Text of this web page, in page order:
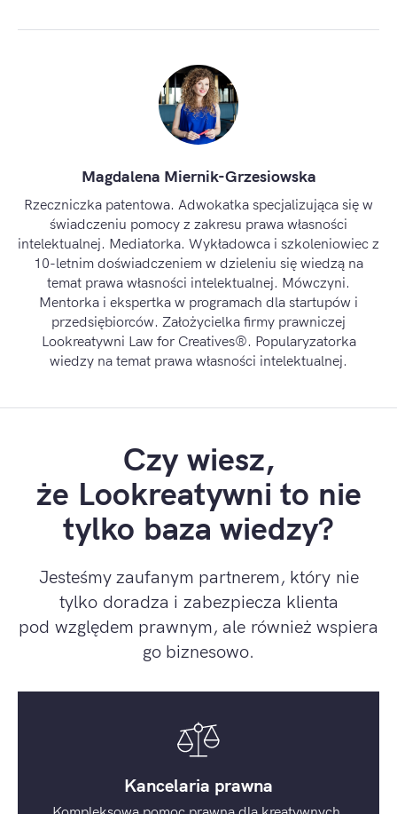
Magdalena Miernik-Grzesiowska
Rzeczniczka patentowa. Adwokatka specjalizująca się w
świadczeniu pomocy z zakresu prawa własności
intelektualnej. Mediatorka. Wykładowca i szkoleniowiec z
10-letnim doświadczeniem w dzieleniu się wiedzą na
temat prawa własności intelektualnej. Mówczyni.
Mentorka i ekspertka w programach dla startupów i
przedsiębiorców. Założycielka firmy prawniczej
Lookreatywni Law for Creatives®. Popularyzatorka
wiedzy na temat prawa własności intelektualnej.
Czy wiesz,
że Lookreatywni to nie
tylko baza wiedzy?
Jesteśmy zaufanym partnerem, który nie
tylko doradza i zabezpiecza klienta
pod względem prawnym, ale również wspiera
go biznesowo.
Kancelaria prawna